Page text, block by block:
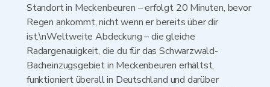
Standort in Meckenbeuren – erfolgt 20 Minuten, bevor
Regen ankommt, nicht wenn er bereits über dir
ist.\nWeltweite Abdeckung – die gleiche
Radargenauigkeit, die du für das Schwarzwald-
Bacheinzugsgebiet in Meckenbeuren erhältst,
funktioniert überall in Deutschland und darüber